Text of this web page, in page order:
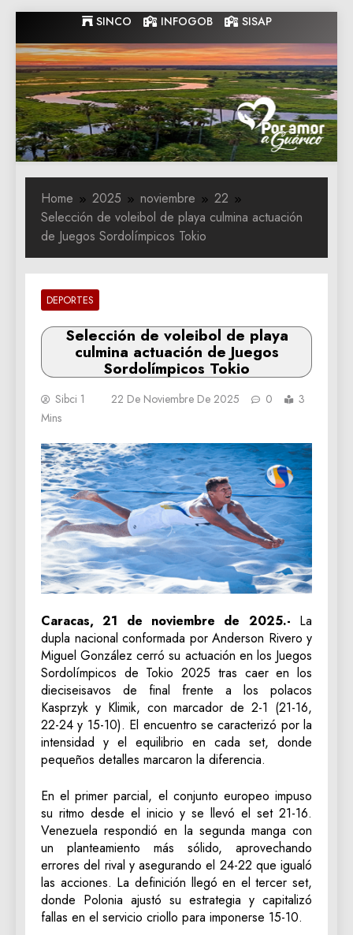
to
content
SINCO INFOGOB SISAP
Gobernacion
de Guarico
Gobernacion de Guarico
Home 2025 noviembre
22
Selección de voleibol de playa culmina actuación
de Juegos Sordolímpicos Tokio
DEPORTES
Selección de voleibol de playa
culmina actuación de Juegos
Sordolímpicos Tokio
Sibci 1 22 De Noviembre De 2025 0
3
Mins
Caracas, 21 de noviembre de 2025.- La
dupla nacional conformada por Anderson Rivero y
Miguel González cerró su actuación en los Juegos
Sordolímpicos de Tokio 2025 tras caer en los
dieciseisavos de final frente a los polacos
Kasprzyk y Klimik, con marcador de 2-1 (21-16,
22-24 y 15-10). El encuentro se caracterizó por la
intensidad y el equilibrio en cada set, donde
pequeños detalles marcaron la diferencia.
En el primer parcial, el conjunto europeo impuso
su ritmo desde el inicio y se llevó el set 21-16.
Venezuela respondió en la segunda manga con
un planteamiento más sólido, aprovechando
errores del rival y asegurando el 24-22 que igualó
las acciones. La definición llegó en el tercer set,
donde Polonia ajustó su estrategia y capitalizó
fallas en el servicio criollo para imponerse 15-10.